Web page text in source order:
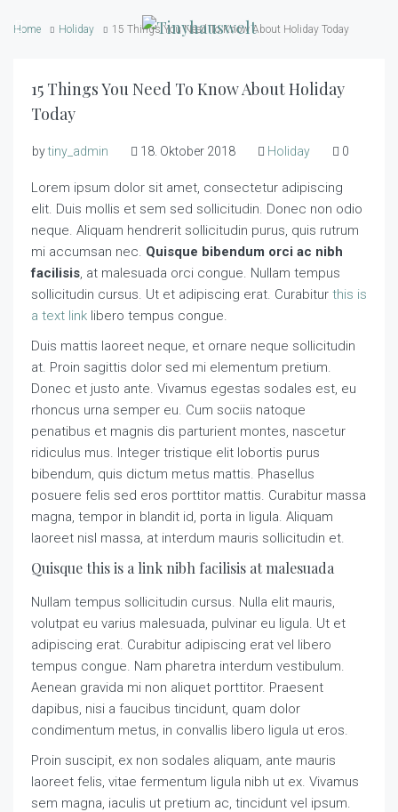
Home Holiday 15 Things You Need To Know About Holiday Today
15 Things You Need To Know About Holiday
Today
bytiny_admin 18. Oktober 2018 Holiday 0
Lorem ipsum dolor sit amet, consectetur adipiscing
elit. Duis mollis et sem sed sollicitudin. Donec non odio
neque. Aliquam hendrerit sollicitudin purus, quis rutrum
mi accumsan nec. Quisque bibendum orci ac nibh
facilisis, at malesuada orci congue. Nullam tempus
sollicitudin cursus. Ut et adipiscing erat. Curabitur this is
a text link libero tempus congue.
Duis mattis laoreet neque, et ornare neque sollicitudin
at. Proin sagittis dolor sed mi elementum pretium.
Donec et justo ante. Vivamus egestas sodales est, eu
rhoncus urna semper eu. Cum sociis natoque
penatibus et magnis dis parturient montes, nascetur
ridiculus mus. Integer tristique elit lobortis purus
bibendum, quis dictum metus mattis. Phasellus
posuere felis sed eros porttitor mattis. Curabitur massa
magna, tempor in blandit id, porta in ligula. Aliquam
laoreet nisl massa, at interdum mauris sollicitudin et.
Quisque this is a link nibh facilisis at malesuada
Nullam tempus sollicitudin cursus. Nulla elit mauris,
volutpat eu varius malesuada, pulvinar eu ligula. Ut et
adipiscing erat. Curabitur adipiscing erat vel libero
tempus congue. Nam pharetra interdum vestibulum.
Aenean gravida mi non aliquet porttitor. Praesent
dapibus, nisi a faucibus tincidunt, quam dolor
condimentum metus, in convallis libero ligula ut eros.
Proin suscipit, ex non sodales aliquam, ante mauris
laoreet felis, vitae fermentum ligula nibh ut ex. Vivamus
sem magna, iaculis ut pretium ac, tincidunt vel ipsum.